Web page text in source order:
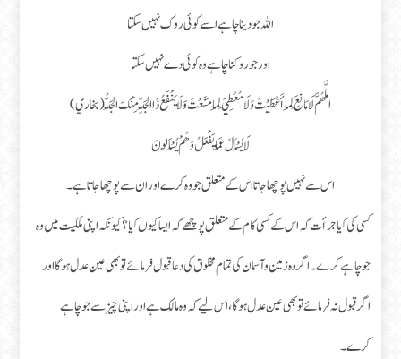
اللہ جو دینا چاہے اسے کوئی روک نہیں سکتا
اور جو روکنا چاہے وہ کوئی دے نہیں سکتا
اللَّهُمَّ لَا مَانِعَ لِمَا أَعْطَيْتَ وَلَا مُعْطِيَ لِمَا مَنَعْتَ وَلَا يَنْفَعُ ذَا الْجَدِّ مِنْكَ الْجَدُّ (بخاري)
لَا يُسْأَلُ عَمَّا يَفْعَلُ وَهُمْ يُسْأَلُونَ
اس سے نہیں پوچھا جاتا اس کے متعلق جو وہ کرے اور ان سے پوچھاجاتا ہے۔
کسی کی کیا جرأت کہ اس کے کسی کام کے متعلق پوچھے کہ ایسا کیوں کیا؟ کیونکہ اپنی ملکیت میں وہ
جو چاہے کرے۔ اگر وہ زمین و آسمان کی تمام مخلوق کی دعا قبول فرمائے تو بھی عین عدل ہو گااور
اگر قبول نہ فرمائے تو بھی عین عدل ہوگا ، اس لیے کہ وہ مالک ہے اور اپنی چیز سے جو چاہے
کرے۔